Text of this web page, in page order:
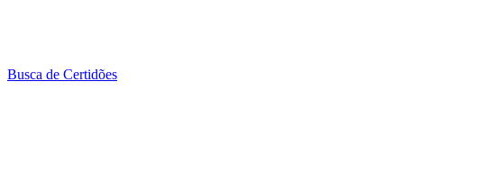
Busca de Certidões